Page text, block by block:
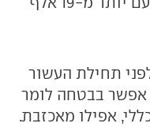
תחילת העשור
אלף כלים, אפשר בבטחה לומר
אפילו מאכזבת.